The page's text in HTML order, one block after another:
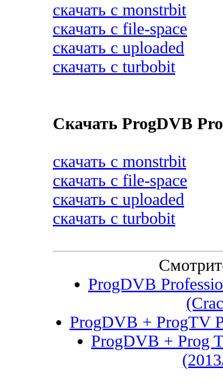
скачать с monstrbit
скачать с file-space
скачать с uploaded
скачать с turbobit
Скачать ProgDVB
скачать с monstrbit
скачать с file-space
скачать с uploaded
скачать с turbobit
ProgDVB
ProgDVB + ProgTV
ProgDVB + Prog